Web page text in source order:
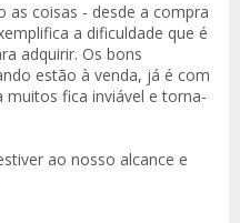
as coisas - desde a compra
a dificuldade que é
adquirir. Os bons
estão à venda, já é com
muitos fica inviável e torna-
ao nosso alcance e